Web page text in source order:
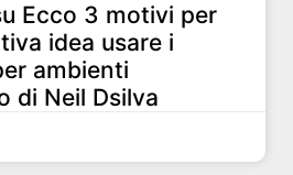
Ecco 3 motivi per
idea usare i
ambienti
di Neil Dsilva